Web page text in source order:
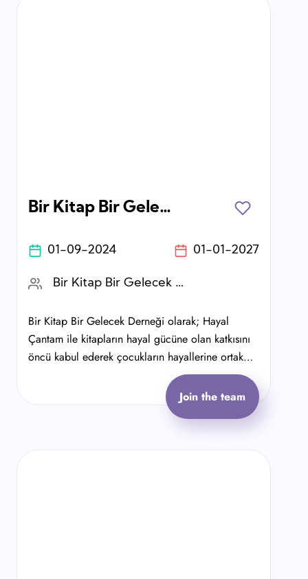
Bir Kitap Bir Gelecek Derneği Hayal Çantam Projesi
01-09-2024 01-01-2027
Bir Kitap Bir Gelecek Derneği
Bir Kitap Bir Gelecek Derneği olarak; Hayal
Çantam ile kitapların hayal gücüne olan katkısını
öncü kabul ederek çocukların hayallerine ortak
Join the team